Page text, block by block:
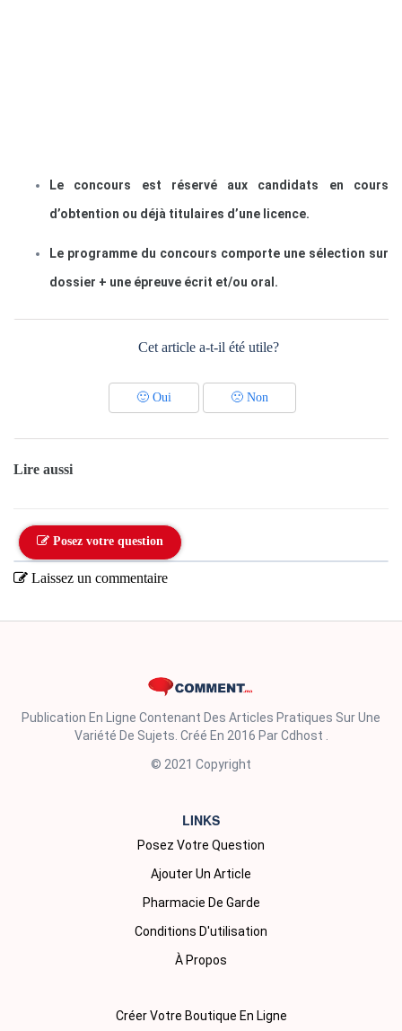
Le concours est réservé aux candidats en cours
d’obtention ou déjà titulaires d’une licence.
Le programme du concours comporte une sélection sur
dossier + une épreuve écrit et/ou oral.
Cet article a-t-il été utile?
🙂Oui 🙁Non
Lire aussi
Posez votre question
Laissez un commentaire
Publication En Ligne Contenant Des Articles Pratiques Sur Une
Variété De Sujets. Créé En 2016 Par Cdhost .
© 2021 Copyright
LINKS
Posez Votre Question
Ajouter Un Article
Pharmacie De Garde
Conditions D'utilisation
À Propos
Créer Votre Boutique En Ligne